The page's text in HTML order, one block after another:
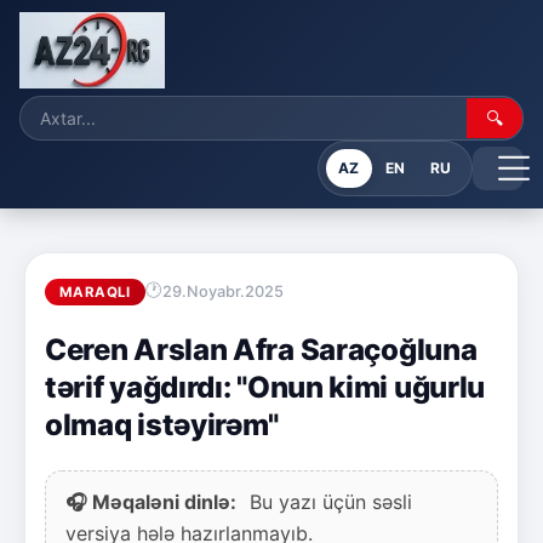
🔍
AZ EN RU
MARAQLI 29.Noyabr.2025
Ceren Arslan Afra Saraçoğluna
tərif yağdırdı: "Onun kimi uğurlu
olmaq istəyirəm"
🎧 Məqaləni dinlə:
Bu yazı üçün səsli
versiya hələ hazırlanmayıb.